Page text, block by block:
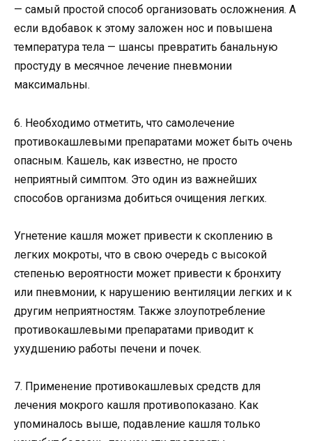
— самый простой способ организовать осложнения. А
если вдобавок к этому заложен нос и повышена
температура тела — шансы превратить банальную
простуду в месячное лечение пневмонии
максимальны.
6. Необходимо отметить, что самолечение
противокашлевыми препаратами может быть очень
опасным. Кашель, как известно, не просто
неприятный симптом. Это один из важнейших
способов организма добиться очищения легких.
Угнетение кашля может привести к скоплению в
легких мокроты, что в свою очередь с высокой
степенью вероятности может привести к бронхиту
или пневмонии, к нарушению вентиляции легких и к
другим неприятностям. Также злоупотребление
противокашлевыми препаратами приводит к
ухудшению работы печени и почек.
7. Применение противокашлевых средств для
лечения мокрого кашля противопоказано. Как
упоминалось выше, подавление кашля только